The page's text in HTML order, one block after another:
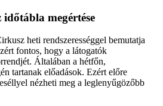
megértése
heti rendszerességgel bemutatja
fontos, hogy a látogatók
Általában a hétfőn,
tartanak előadások. Ezért előre
nézheti meg a leglenyűgözőbb